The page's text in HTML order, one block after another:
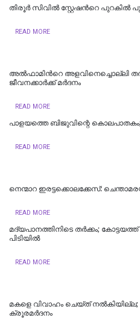
തിരൂർ സിവിൽ സ്റ്റേഷന്‍റെ പുറകിൽ
READ MORE
അൽഫാമിന്‍റെ അളവിനെച്ചൊല്ലി
ജീവനക്കാര്‍ക്ക് മര്‍ദനം
READ MORE
പാളയത്തെ ബിജുവിന്റെ
READ MORE
നെന്മാറ ഇരട്ടക്കൊലക്കേസ്:
READ MORE
മദ്യപാനത്തിനിടെ തര്‍ക്കം;
പിടിയില്‍
READ MORE
മകളെ വിവാഹം ചെയ്ത്
ക്രൂരമര്‍ദനം